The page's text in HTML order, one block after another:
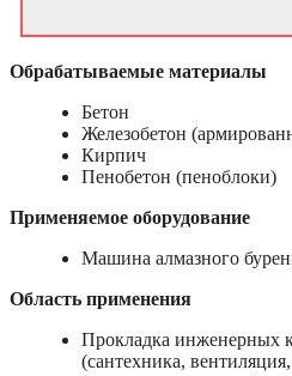
Обрабатываемые материалы
Бетон
Железобетон
Кирпич
Пенобетон (пеноблоки)
Применяемое оборудование
Машина алмазного
Область применения
Прокладка инженерных
(сантехника,